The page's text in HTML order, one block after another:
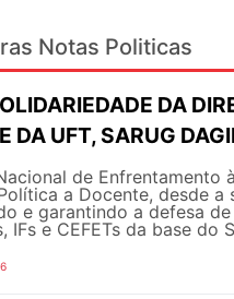
Notas Politicas
DA
DA UFT, SARUG
de Enfrentamento
a Docente, desde a
e garantindo a defesa
IFs e CEFETs da base do